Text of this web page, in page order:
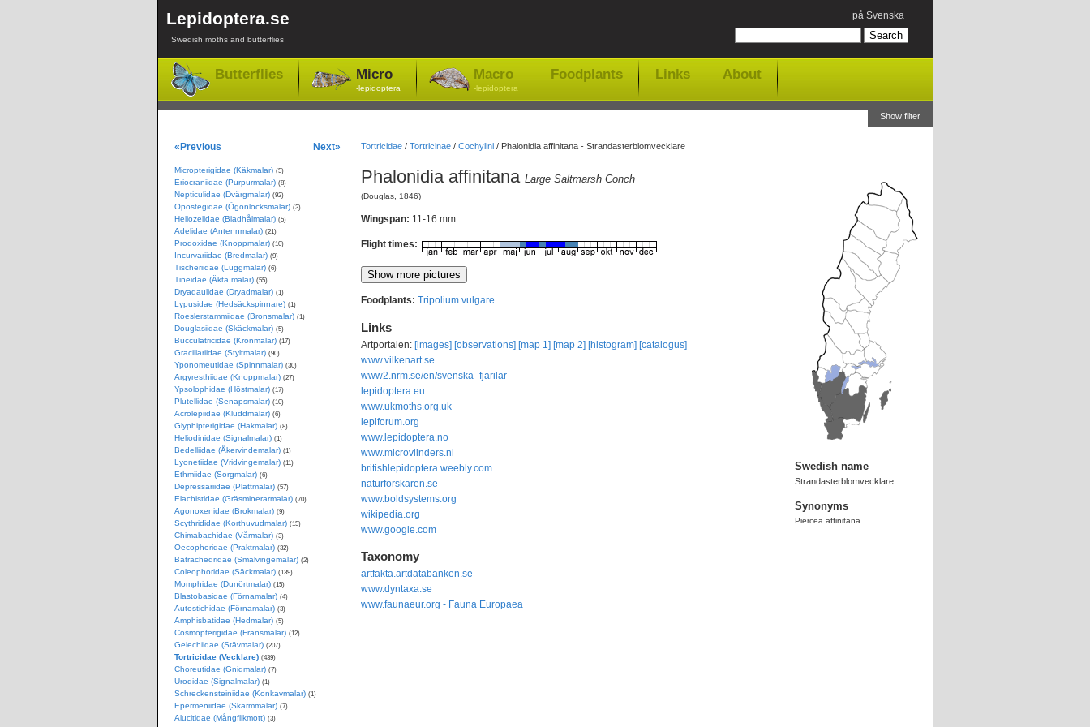
Lepidoptera.se
Swedish moths and butterflies
på Svenska
Butterflies Micro
-lepidoptera
Macro
-lepidoptera
Foodplants Links About
Show filter
Tortricidae/ Tortricinae/ Cochylini/ Phalonidia affinitana - Strandasterblomvecklare
Phalonidia affinitana Large Saltmarsh Conch
(Douglas, 1846)
Wingspan: 11-16 mm
Flight times:
Foodplants: Tripolium vulgare
Links
Artportalen: [images] [observations] [map 1] [map 2] [histogram] [catalogus]
www.vilkenart.se
www2.nrm.se/en/svenska_fjarilar
lepidoptera.eu
www.ukmoths.org.uk
lepiforum.org
www.lepidoptera.no
www.microvlinders.nl
britishlepidoptera.weebly.com
naturforskaren.se
www.boldsystems.org
wikipedia.org
www.google.com
Taxonomy
artfakta.artdatabanken.se
www.dyntaxa.se
www.faunaeur.org - Fauna Europaea
Swedish name
Strandasterblomvecklare
Synonyms
Piercea affinitana
«Previous Next»
Micropterigidae (Käkmalar) (5)
Eriocraniidae (Purpurmalar) (8)
Nepticulidae (Dvärgmalar) (92)
Opostegidae (Ögonlocksmalar) (3)
Heliozelidae (Bladhålmalar) (5)
Adelidae (Antennmalar) (21)
Prodoxidae (Knoppmalar) (10)
Incurvariidae (Bredmalar) (9)
Tischeriidae (Luggmalar) (6)
Tineidae (Äkta malar) (55)
Dryadaulidae (Dryadmalar) (1)
Lypusidae (Hedsäckspinnare) (1)
Roeslerstammiidae (Bronsmalar) (1)
Douglasiidae (Skäckmalar) (5)
Bucculatricidae (Kronmalar) (17)
Gracillariidae (Styltmalar) (90)
Yponomeutidae (Spinnmalar) (30)
Argyresthiidae (Knoppmalar) (27)
Ypsolophidae (Höstmalar) (17)
Plutellidae (Senapsmalar) (10)
Acrolepiidae (Kluddmalar) (6)
Glyphipterigidae (Hakmalar) (8)
Heliodinidae (Signalmalar) (1)
Bedelliidae (Åkervindemalar) (1)
Lyonetiidae (Vridvingemalar) (11)
Ethmiidae (Sorgmalar) (6)
Depressariidae (Plattmalar) (57)
Elachistidae (Gräsminerarmalar) (70)
Agonoxenidae (Brokmalar) (9)
Scythrididae (Korthuvudmalar) (15)
Chimabachidae (Vårmalar) (3)
Oecophoridae (Praktmalar) (32)
Batrachedridae (Smalvingemalar) (2)
Coleophoridae (Säckmalar) (139)
Momphidae (Dunörtmalar) (15)
Blastobasidae (Förnamalar) (4)
Autostichidae (Förnamalar) (3)
Amphisbatidae (Hedmalar) (5)
Cosmopterigidae (Fransmalar) (12)
Gelechiidae (Stävmalar) (207)
Tortricidae (Vecklare) (439)
Choreutidae (Gnidmalar) (7)
Urodidae (Signalmalar) (1)
Schreckensteiniidae (Konkavmalar) (1)
Epermeniidae (Skärmmalar) (7)
Alucitidae (Mångflikmott) (3)